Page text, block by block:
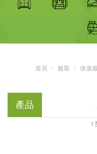
首頁 服裝 保溫
產品
1